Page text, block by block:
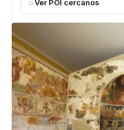
Ver POI cercanos